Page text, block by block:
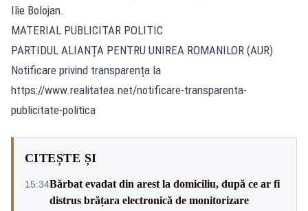
Ilie Bolojan.
MATERIAL PUBLICITAR POLITIC
PARTIDUL ALIANȚA PENTRU UNIREA ROMANILOR (AUR)
Notificare privind transparența la
https://www.realitatea.net/notificare-transparenta-
publicitate-politica
CITEȘTE ȘI
15:34Bărbat evadat din arest la domiciliu, după ce ar fi
distrus brățara electronică de monitorizare